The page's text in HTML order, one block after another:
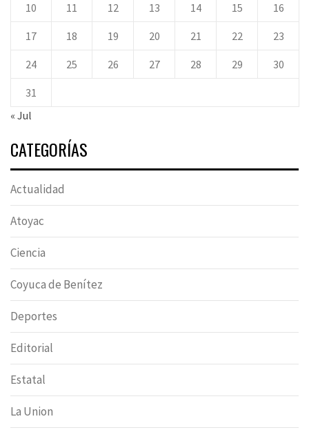
10 11 12 13 14 15 16
17 18 19 20 21 22 23
24 25 26 27 28 29 30
31
« Jul
CATEGORÍAS
Actualidad
Atoyac
Ciencia
Coyuca de Benítez
Deportes
Editorial
Estatal
La Union